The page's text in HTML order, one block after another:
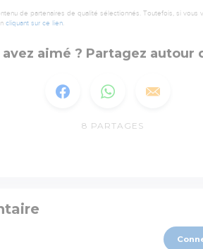
de partenaires de qualité sélectionnés. Toutefois, si vous
cliquant sur ce lien.
avez aimé ? Partagez autour
8 PARTAGES